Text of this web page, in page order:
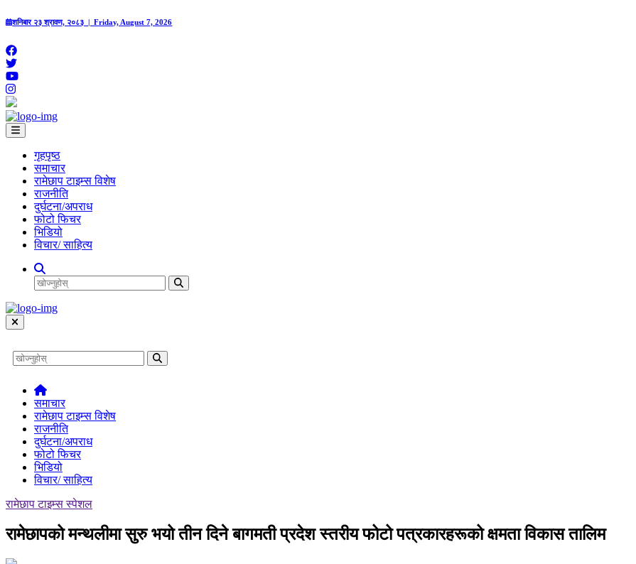
शनिबार २३ श्रावण, २०८३ | Friday, August 7, 2026
गृहपृष्‍ठ
समाचार
रामेछाप टाइम्स विशेष
राजनीति
दुर्घटना/अपराध
फोटो फिचर
भिडियो
विचार/ साहित्य
समाचार
रामेछाप टाइम्स विशेष
राजनीति
दुर्घटना/अपराध
फोटो फिचर
भिडियो
विचार/ साहित्य
रामेछाप टाइम्स स्पेशल
रामेछापको मन्थलीमा सुरु भयो तीन दिने बागमती प्रदेश स्तरीय फोटो पत्रकारहरूको क्षमता विकास तालिम